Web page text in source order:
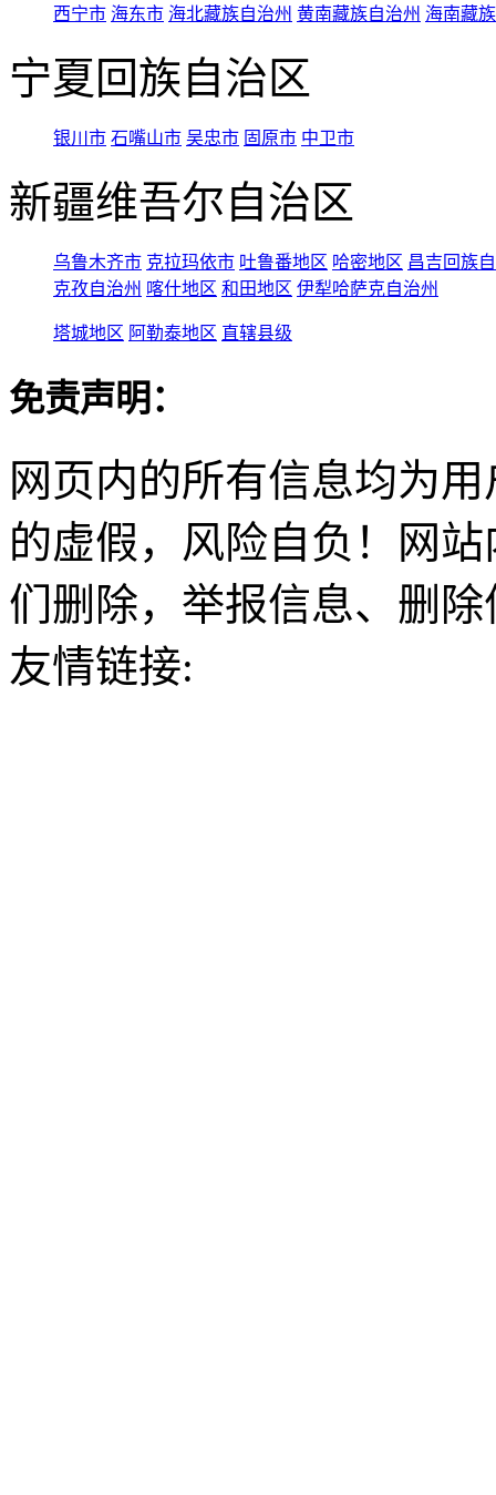
西宁市 海东市 海北藏族自治州 黄南藏族自治州 海南藏
宁夏回族自治区
银川市 石嘴山市 吴忠市 固原市 中卫市
新疆维吾尔自治区
乌鲁木齐市 克拉玛依市 吐鲁番地区 哈密地区 昌吉回族
克孜自治州 喀什地区 和田地区 伊犁哈萨克自治州
塔城地区 阿勒泰地区 直辖县级
免责声明：
网页内的所有信息均为
的虚假，风险自负！网
们删除，举报信息、删
友情链接: